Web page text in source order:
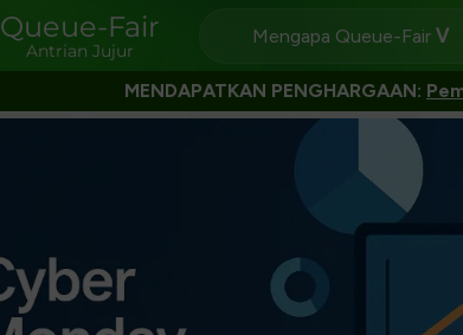
Queue-Fair
Antrian Jujur
Mengapa Queue-Fair
MENDAPATKAN PENGHARGAAN: